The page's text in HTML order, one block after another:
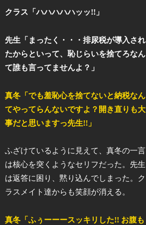
クラス「ハハハハハッッ!!」
先生「まったく・・・排尿税が導入され
たからといって、恥じらいを捨てろなん
て誰も言ってませんよ？」
真冬「でも羞恥心を捨てないと納税なん
てやってらんないですよ？開き直りも大
事だと思いますっ先生!!」
ふざけているように見えて、真冬の一言
は核心を突くようなセリフだった。先生
は返答に困り、黙り込んでしまった。ク
ラスメイト達からも笑顔が消える。
真冬「ふぅーーースッキリした!! お腹も